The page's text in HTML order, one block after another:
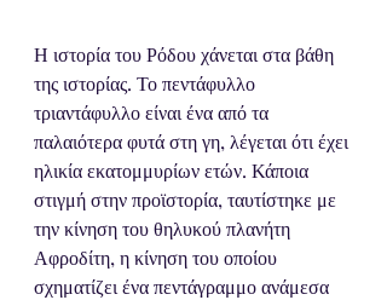
Η ιστορία του Ρόδου χάνεται στα βάθη
της ιστορίας. Το πεντάφυλλο
τριαντάφυλλο είναι ένα από τα
παλαιότερα φυτά στη γη, λέγεται ότι έχει
ηλικία εκατομμυρίων ετών. Κάποια
στιγμή στην προϊστορία, ταυτίστηκε με
την κίνηση του θηλυκού πλανήτη
Αφροδίτη, η κίνηση του οποίου
σχηματίζει ένα πεντάγραμμο ανάμεσα